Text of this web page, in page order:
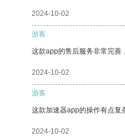
2024-10-02
游客
这款app的售后服务非常完善
2024-10-02
游客
这款加速器app的操作有点复
2024-10-02